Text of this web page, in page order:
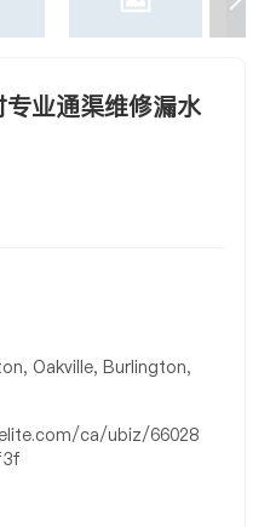
业通渠维修漏水
Oakville, Burlington,
ca/ubiz/66028